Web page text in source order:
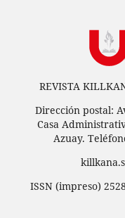
REVISTA
Dirección postal:
Casa
Azuay.
ISSN (impreso)